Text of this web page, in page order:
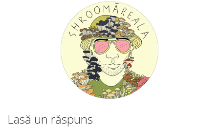
Lasă un răspuns